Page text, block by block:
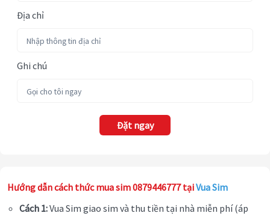
Địa chỉ
Ghi chú
Đặt ngay
Hướng dẫn cách thức mua sim 0879446777 tạiVua Sim
Cách 1:Vua Sim giao sim và thu tiền tại nhà miễn phí (áp